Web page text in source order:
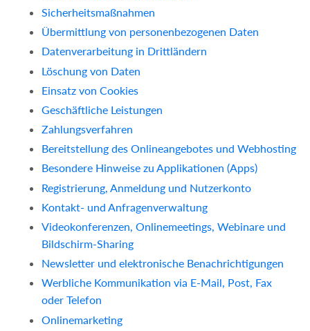
Sicherheitsmaßnahmen
Übermittlung von personenbezogenen Daten
Datenverarbeitung in Drittländern
Löschung von Daten
Einsatz von Cookies
Geschäftliche Leistungen
Zahlungsverfahren
Bereitstellung des Onlineangebotes und Webhosting
Besondere Hinweise zu Applikationen (Apps)
Registrierung, Anmeldung und Nutzerkonto
Kontakt- und Anfragenverwaltung
Videokonferenzen, Onlinemeetings, Webinare und
Bildschirm-Sharing
Newsletter und elektronische Benachrichtigungen
Werbliche Kommunikation via E-Mail, Post, Fax
oder Telefon
Onlinemarketing